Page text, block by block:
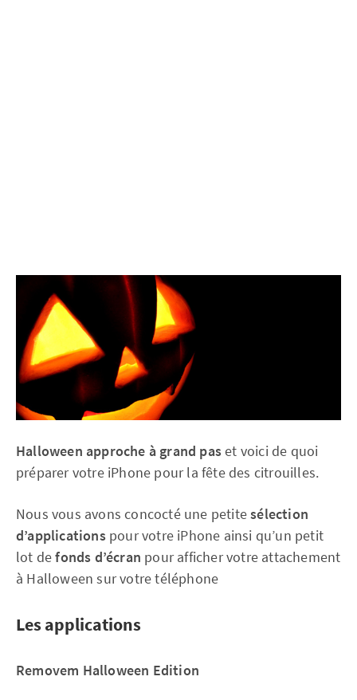
Halloween approche à grand paset voici de quoi
préparer votre iPhone pour la fête des citrouilles.
Nous vous avons concocté une petitesélection
d’applicationspour votre iPhone ainsi qu’un petit
lot defonds d’écran pour afficher votre attachement
à Halloween sur votre téléphone
Les applications
Removem Halloween Edition